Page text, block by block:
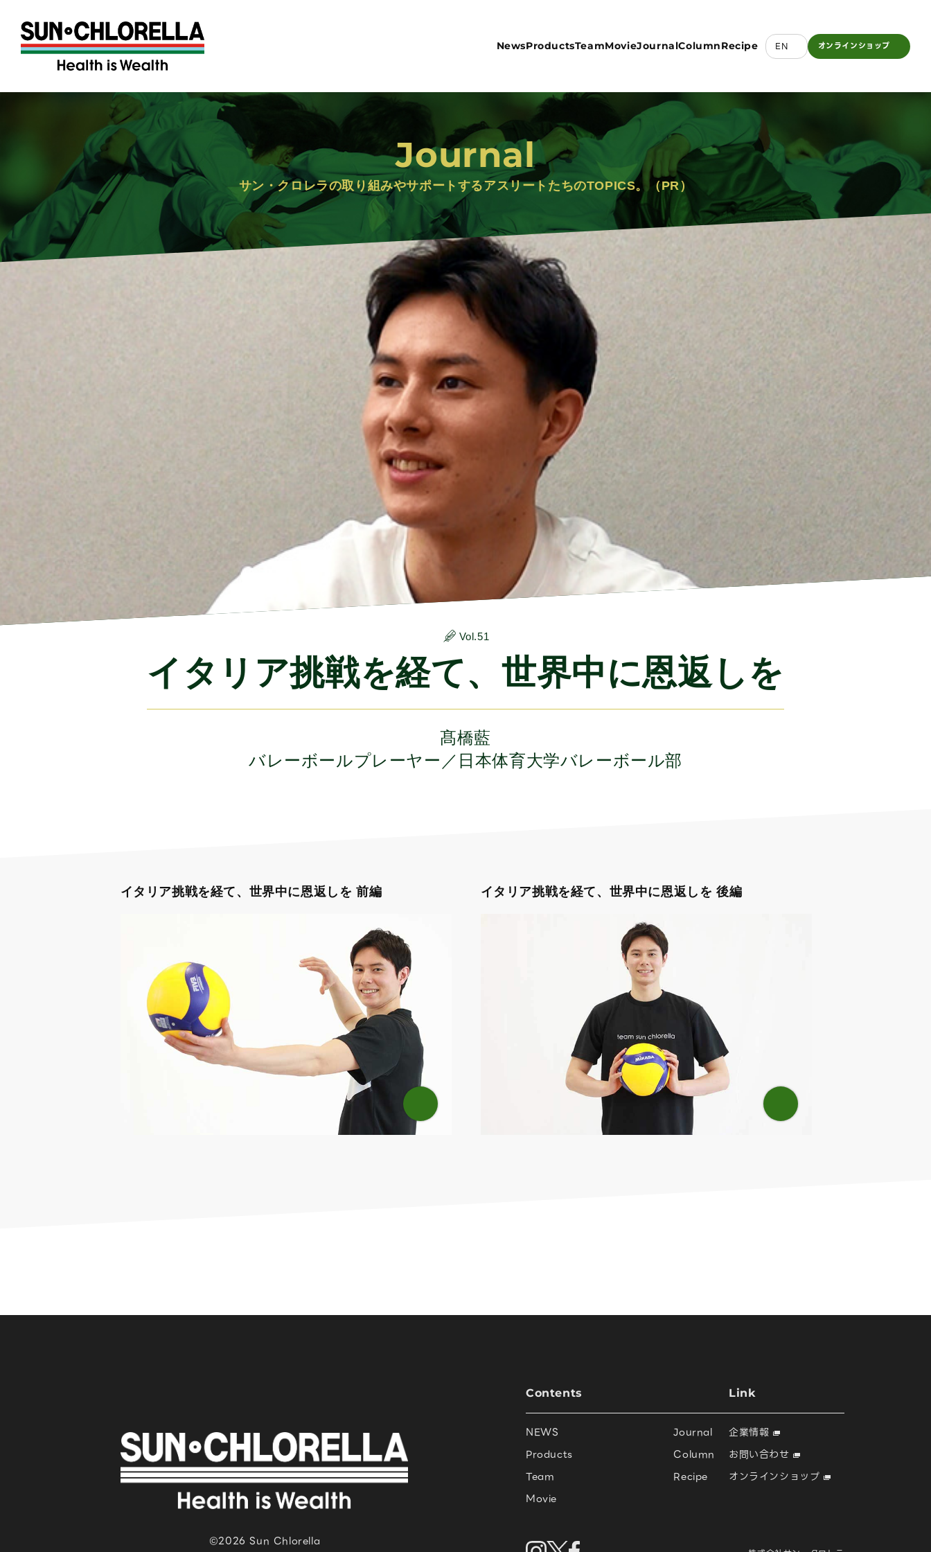
NewsProductsTeamMovieJournalColumnRecipe EN オンラインショップ
Journal
サン・クロレラの取り組みやサポートするアスリートたちのTOPICS。（PR）
Vol.51
イタリア挑戦を経て、世界中に恩返しを
髙橋藍
バレーボールプレーヤー／日本体育大学バレーボール部
イタリア挑戦を経て、世界中に恩返しを 前編 イタリア挑戦を経て、世界中に恩返しを 後編
©2026 Sun Chlorella
Contents
NEWS
Products
Team
Movie
Journal
Column
Recipe
Link
企業情報
お問い合わせ
オンラインショップ